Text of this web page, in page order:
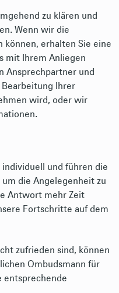
zu klären und
Wenn wir die
erhalten Sie eine
mit Ihrem Anliegen
Ansprechpartner und
Ihrer
wird, oder wir
und führen die
die Angelegenheit zu
Antwort mehr Zeit
Fortschritte auf dem
zufrieden sind, können
Ombudsmann für
entsprechende